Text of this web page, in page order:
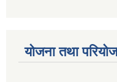
योजना तथा